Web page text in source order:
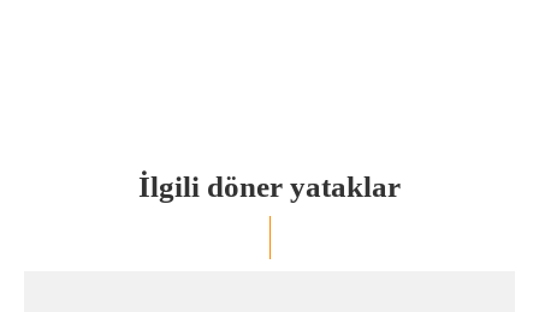
İlgili döner yataklar